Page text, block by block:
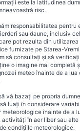
este la latitudinea
risc.
responsabilitatea pentru
sau daune, inclusiv
pot rezulta din
furnizate pe Starea-
să consultați și să
o imagine mai completă
meteo înainte de a lua
vă bazați pe propria
luați în considerare
meteorologice înainte de a
activități în aer liber sau
condițiile meteorologice.